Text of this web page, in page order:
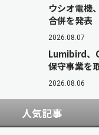
ウシオ電機
合併を発表
2026.08.07
Lumibird、
保守事業を
2026.08.06
人気記事